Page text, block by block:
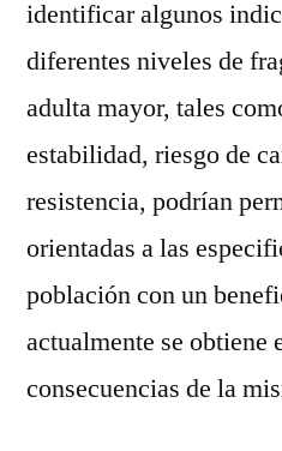
identificar algunos
diferentes niveles de
adulta mayor, tales
estabilidad, riesgo de
resistencia, podrían
orientadas a las
población con un
actualmente se obtiene
consecuencias de la